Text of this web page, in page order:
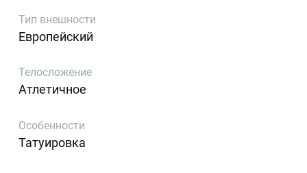
Тип внешности
Европейский
Телосложение
Атлетичное
Особенности
Татуировка